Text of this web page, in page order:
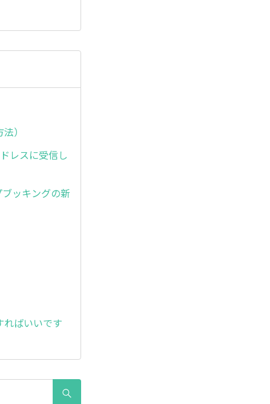
）
レスに受信し
ッキングの新
ればいいです